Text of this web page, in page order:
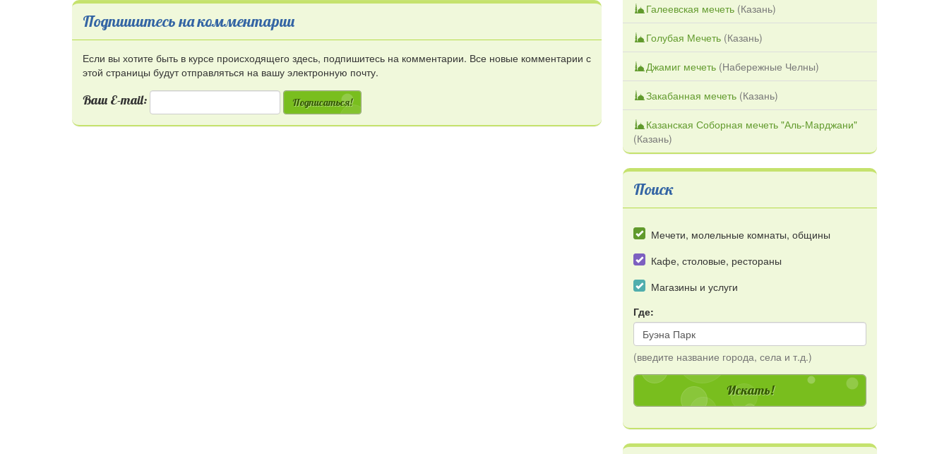
Подпишитесь на комментарии
Если вы хотите быть в курсе происходящего здесь, подпишитесь на комментарии. Все новые комментарии с
этой страницы будут отправляться на вашу электронную почту.
Ваш E-mail: Подписаться!
Галеевская мечеть (Казань)
Голубая Мечеть (Казань)
Джамиг мечеть (Набережные Челны)
Закабанная мечеть (Казань)
Казанская Соборная мечеть "Аль-Марджани"
(Казань)
Поиск
Мечети, молельные комнаты, общины
Кафе, столовые, рестораны
Магазины и услуги
Где:
(введите название города, села и т.д.)